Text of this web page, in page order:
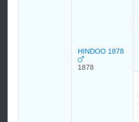
HINDOO 1878
1878